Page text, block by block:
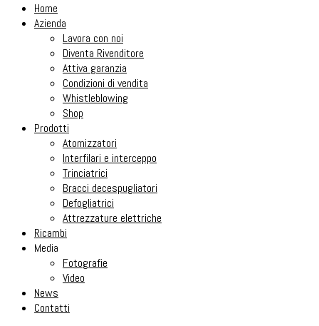
Home
Azienda
Lavora con noi
Diventa Rivenditore
Attiva garanzia
Condizioni di vendita
Whistleblowing
Shop
Prodotti
Atomizzatori
Interfilari e interceppo
Trinciatrici
Bracci decespugliatori
Defogliatrici
Attrezzature elettriche
Ricambi
Media
Fotografie
Video
News
Contatti